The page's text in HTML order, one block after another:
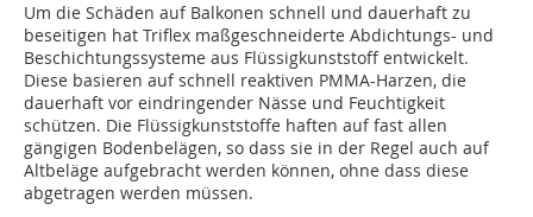
Um die Schäden auf Balkonen schnell und dauerhaft zu
beseitigen hat Triflex maßgeschneiderte Abdichtungs- und
Beschichtungssysteme aus Flüssigkunststoff entwickelt.
Diese basieren auf schnell reaktiven PMMA-Harzen, die
dauerhaft vor eindringender Nässe und Feuchtigkeit
schützen. Die Flüssigkunststoffe haften auf fast allen
gängigen Bodenbelägen, so dass sie in der Regel auch auf
Altbeläge aufgebracht werden können, ohne dass diese
abgetragen werden müssen.